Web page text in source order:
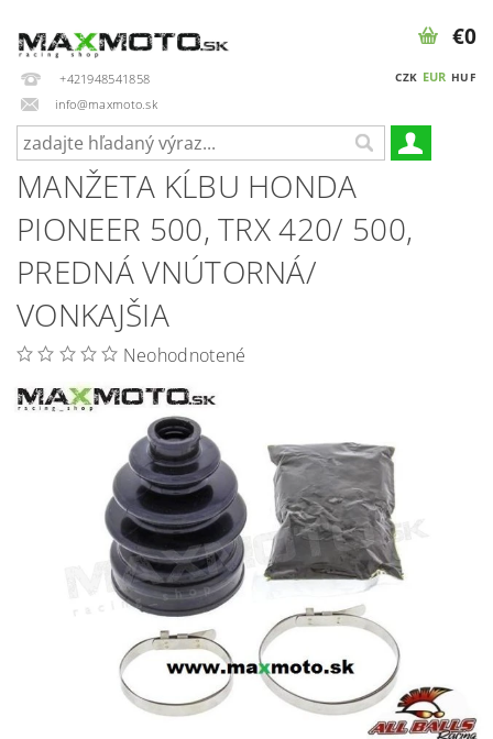
+421948541858
info@maxmoto.sk
CZK EUR HUF
€0
MANŽETA KĹBU HONDA
PIONEER 500, TRX 420/ 500,
PREDNÁ VNÚTORNÁ/
VONKAJŠIA
Neohodnotené